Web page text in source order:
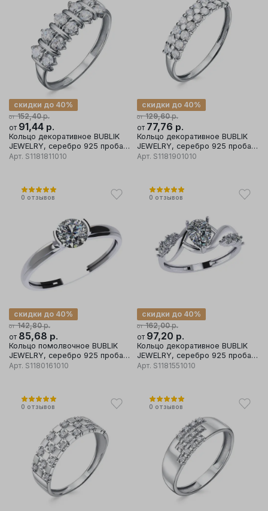
от 152,40р.
скидки до 40%
от 91,44 р.
Кольцо декоративное BUBLIK
JEWELRY, серебро 925 проба,
вставка фианит
Арт. S1181811010
от 129,60р.
скидки до 40%
от 77,76 р.
Кольцо декоративное BUBLIK
JEWELRY, серебро 925 проба,
вставка фианит
Арт. S1181901010
0 отзывов
от 142,80р.
скидки до 40%
от 85,68 р.
Кольцо помолвочное BUBLIK
JEWELRY, серебро 925 проба,
вставка фианит
Арт. S1180161010
0 отзывов
от 162,00р.
скидки до 40%
от 97,20 р.
Кольцо декоративное BUBLIK
JEWELRY, серебро 925 проба,
вставка фианит
Арт. S1181551010
0 отзывов 0 отзывов